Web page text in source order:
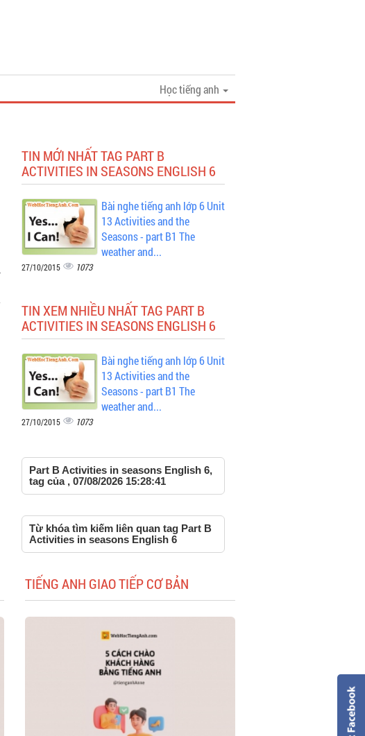
Học tiếng anh
TIN MỚI NHẤT TAG PART B
ACTIVITIES IN SEASONS ENGLISH 6
Bài nghe tiếng anh lớp 6 Unit
13 Activities and the
Seasons - part B1 The
weather and...
27/10/2015 1073
TIN XEM NHIỀU NHẤT TAG PART B
ACTIVITIES IN SEASONS ENGLISH 6
Bài nghe tiếng anh lớp 6 Unit
13 Activities and the
Seasons - part B1 The
weather and...
27/10/2015 1073
Part B Activities in seasons English 6,
tag của , 07/08/2026 15:28:41
Từ khóa tìm kiếm liên quan tag Part B
Activities in seasons English 6
TIẾNG ANH GIAO TIẾP CƠ BẢN